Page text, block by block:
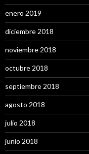
enero 2019
diciembre 2018
noviembre 2018
octubre 2018
septiembre 2018
agosto 2018
julio 2018
junio 2018